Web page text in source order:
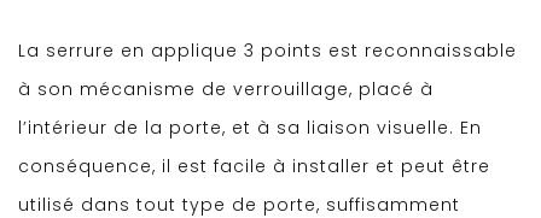
La serrure en applique 3 points est reconnaissable
à son mécanisme de verrouillage, placé à
l’intérieur de la porte, et à sa liaison visuelle. En
conséquence, il est facile à installer et peut être
utilisé dans tout type de porte, suffisamment